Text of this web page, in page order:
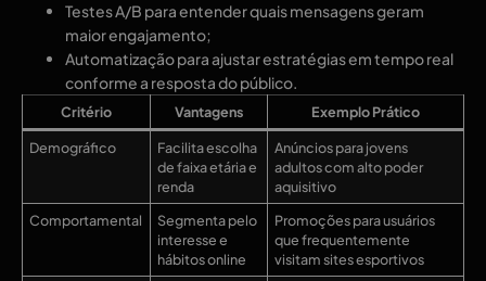
Testes A/B para entender quais mensagens geram
maior engajamento;
Automatização para ajustar estratégias em tempo real
conforme a resposta do público.
Critério Vantagens Exemplo Prático
Demográfico
Facilita escolha
de faixa etária e
renda
Anúncios para jovens
adultos com alto poder
aquisitivo
Comportamental
Segmenta pelo
interesse e
hábitos online
Promoções para usuários
que frequentemente
visitam sites esportivos